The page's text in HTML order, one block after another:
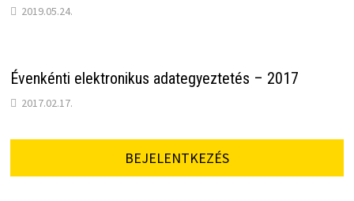
2019.05.24.
Évenkénti elektronikus adategyeztetés – 2017
2017.02.17.
BEJELENTKEZÉS